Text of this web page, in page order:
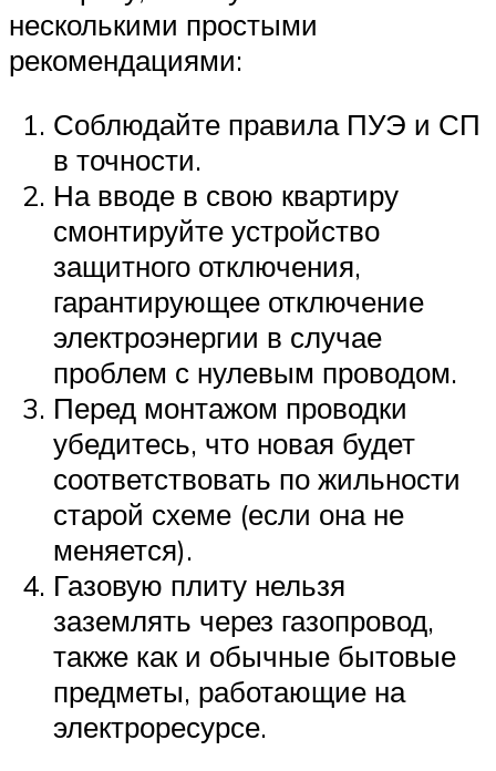
несколькими простыми
рекомендациями:
Соблюдайте правила ПУЭ и СП
в точности.
На вводе в свою квартиру
смонтируйте устройство
защитного отключения,
гарантирующее отключение
электроэнергии в случае
проблем с нулевым проводом.
Перед монтажом проводки
убедитесь, что новая будет
соответствовать по жильности
старой схеме (если она не
меняется).
Газовую плиту нельзя
заземлять через газопровод,
также как и обычные бытовые
предметы, работающие на
электроресурсе.